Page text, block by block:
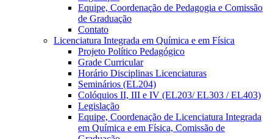
Equipe, Coordenação de Pedagogia e Comissão
de Graduação
Contato
Licenciatura Integrada em Química e em Física
Projeto Político Pedagógico
Grade Curricular
Horário Disciplinas Licenciaturas
Seminários (EL204)
Colóquios II, III e IV (EL203/ EL303 / EL403)
Legislação
Equipe, Coordenação de Licenciatura Integrada
em Química e em Física, Comissão de